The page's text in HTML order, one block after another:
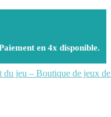
en 4x disponible.